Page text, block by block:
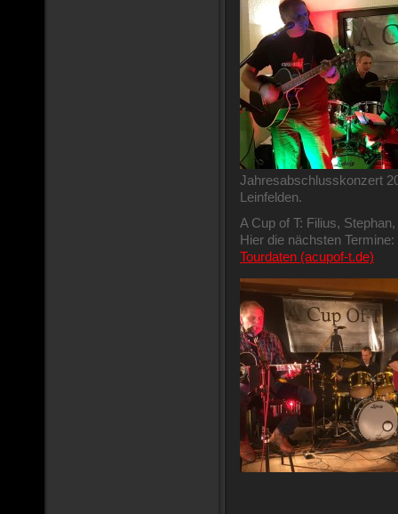
Jahresabschlusskonzert
Leinfelden.
A Cup of T: Filius,
Hier die nächsten Termine:
Tourdaten (acupof-t.de)